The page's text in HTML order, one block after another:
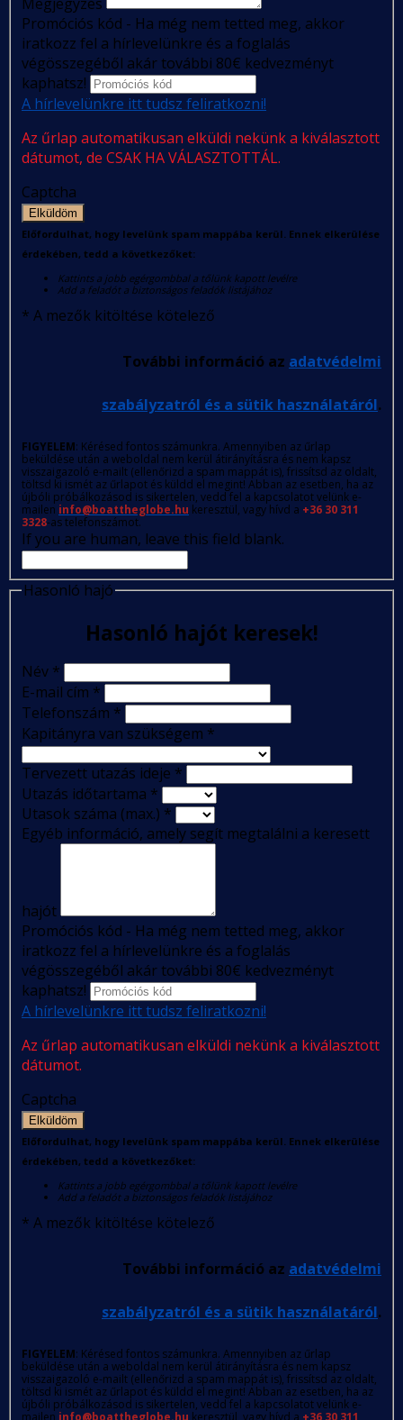
Promóciós kód - Ha még nem tetted meg, akkor
iratkozz fel a hírlevelünkre és a foglalás
végösszegéből akár további 80€ kedvezményt
kaphatsz!
A hírlevelünkre itt tudsz feliratkozni!
Az űrlap automatikusan elküldi nekünk a kiválasztott
dátumot, de CSAK HA VÁLASZTOTTÁL.
Captcha
Elküldöm
Előfordulhat, hogy levelünk spam mappába kerül. Ennek elkerülése
érdekében, tedd a következőket:
Kattints a jobb egérgombbal a tőlünk kapott levélre
Add a feladót a biztonságos feladók listájához
* A mezők kitöltése kötelező
További információ az adatvédelmi
szabályzatról és a sütik használatáról.
FIGYELEM: Kérésed fontos számunkra. Amennyiben az űrlap
beküldése után a weboldal nem kerül átirányításra és nem kapsz
visszaigazoló e-mailt (ellenőrizd a spam mappát is), frissítsd az oldalt,
töltsd ki ismét az űrlapot és küldd el megint! Abban az esetben, ha az
újbóli próbálkozásod is sikertelen, vedd fel a kapcsolatot velünk e-
mailen info@boattheglobe.hu keresztül, vagy hívd a +36 30 311
3328-as telefonszámot.
If you are human, leave this field blank.
Hasonló hajó
Hasonló hajót keresek!
Név *
E-mail cím *
Telefonszám *
Kapitányra van szükségem *
Tervezett utazás ideje *
Utazás időtartama *
Utasok száma (max.) *
Egyéb információ, amely segít megtalálni a keresett
hajót
Promóciós kód - Ha még nem tetted meg, akkor
iratkozz fel a hírlevelünkre és a foglalás
végösszegéből akár további 80€ kedvezményt
kaphatsz!
A hírlevelünkre itt tudsz feliratkozni!
Az űrlap automatikusan elküldi nekünk a kiválasztott
dátumot.
Captcha
Elküldöm
Előfordulhat, hogy levelünk spam mappába kerül. Ennek elkerülése
érdekében, tedd a következőket:
Kattints a jobb egérgombbal a tőlünk kapott levélre
Add a feladót a biztonságos feladók listájához
* A mezők kitöltése kötelező
További információ az adatvédelmi
szabályzatról és a sütik használatáról.
FIGYELEM: Kérésed fontos számunkra. Amennyiben az űrlap
beküldése után a weboldal nem kerül átirányításra és nem kapsz
visszaigazoló e-mailt (ellenőrizd a spam mappát is), frissítsd az oldalt,
töltsd ki ismét az űrlapot és küldd el megint! Abban az esetben, ha az
újbóli próbálkozásod is sikertelen, vedd fel a kapcsolatot velünk e-